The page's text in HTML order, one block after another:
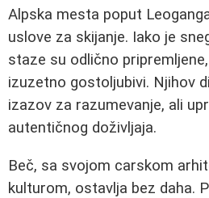
Alpska mesta poput
uslove za skijanje. Iako je
staze su odlično
izuzetno gostoljubivi. Njihov
izazov za razumevanje, ali
autentičnog doživljaja.
Beč, sa svojom carskom
kulturom, ostavlja bez daha.